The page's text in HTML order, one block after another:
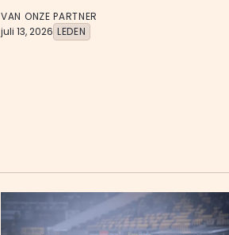
VAN ONZE PARTNER
juli 13, 2026 LEDEN